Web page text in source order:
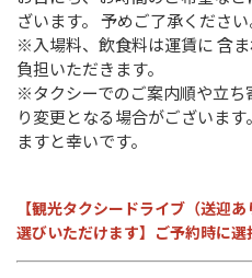
ざいます。 予めご了承ください
※入場料、飲食料は運賃に 含
負担いただきます。
※タクシーでのご案内順や立ち
り変更となる場合がございま
ますと幸いです。
【観光タクシードライブ（送迎
選びいただけます】 ご予約時に選